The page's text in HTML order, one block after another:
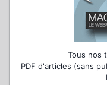
Tous nos
PDF d'articles (sans